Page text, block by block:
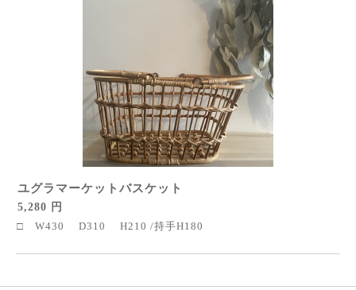
ユグラマーケットバスケット
5,280 円
□ W430 D310 H210 /持手H180